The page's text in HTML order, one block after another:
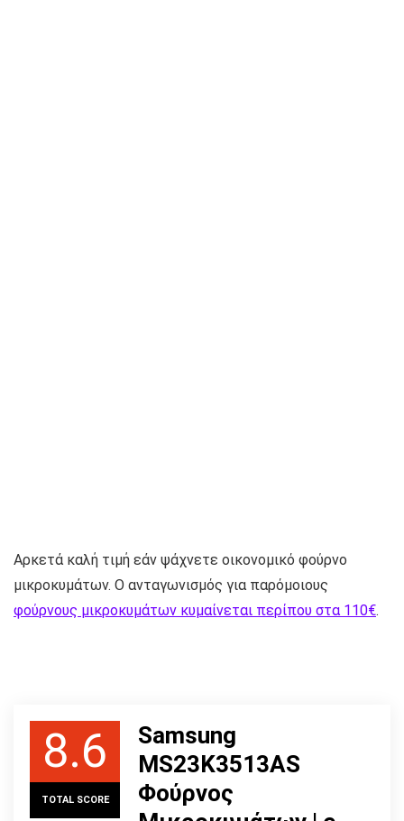
Αρκετά καλή τιμή εάν ψάχνετε οικονομικό φούρνο
μικροκυμάτων. Ο ανταγωνισμός για παρόμοιους
φούρνους μικροκυμάτων κυμαίνεται περίπου στα 110€.
8.6
TOTAL SCORE
Samsung
MS23K3513AS
Φούρνος